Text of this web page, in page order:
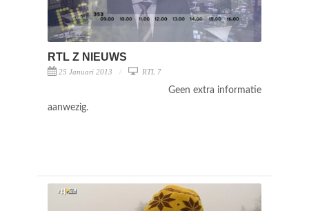
RTL Z NIEUWS
25 Januari 2013 RTL 7
Geen extra informatie
aanwezig.